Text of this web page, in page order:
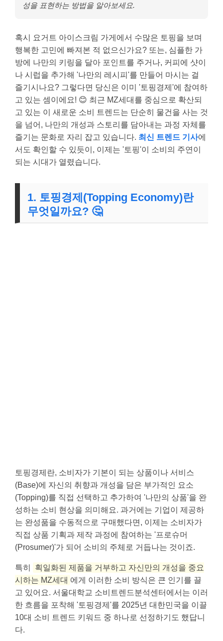
성을 표현하는 방법을 알아보세요.
혹시 요거트 아이스크림 가게에서 수많은 토핑을 보며
행복한 고민에 빠져본 적 없으신가요? 또는, 심플한 가
방에 나만의 키링을 달아 포인트를 주거나, 커피에 샷이
나 시럽을 추가해 '나만의 레시피'를 만들어 마시는 걸
즐기시나요? 그렇다면 당신은 이미 '토핑경제'에 참여하
고 있는 셈이에요! 😊 최근 MZ세대를 중심으로 확산되
고 있는 이 새로운 소비 트렌드는 단순히 물건을 사는 것
을 넘어, 나만의 개성과 스토리를 담아내는 과정 자체를
즐기는 문화로 자리 잡고 있습니다. 최신 트렌드 기사에
서도 확인할 수 있듯이, 이제는 '토핑'이 소비의 주연이
되는 시대가 열렸습니다.
1. 토핑경제(Topping Economy)란
무엇일까요? 🤔
토핑경제란, 소비자가 기본이 되는 상품이나 서비스
(Base)에 자신의 취향과 개성을 담은 부가적인 요소
(Topping)를 직접 선택하고 추가하여 '나만의 상품'을 완
성하는 소비 현상을 의미해요. 과거에는 기업이 제공하
는 완성품을 수동적으로 구매했다면, 이제는 소비자가
직접 상품 기획과 제작 과정에 참여하는 '프로슈머
(Prosumer)'가 되어 소비의 주체로 거듭나는 것이죠.
특히
획일화된 제품을 거부하고 자신만의 개성을 중요
시하는 MZ세대 에게 이러한 소비 방식은 큰 인기를 끌
고 있어요. 서울대학교 소비트렌드분석센터에서는 이러
한 흐름을 포착해 '토핑경제'를 2025년 대한민국을 이끌
10대 소비 트렌드 키워드 중 하나로 선정하기도 했답니
다.